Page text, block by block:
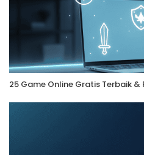
25 Game Online Gratis Terbaik &